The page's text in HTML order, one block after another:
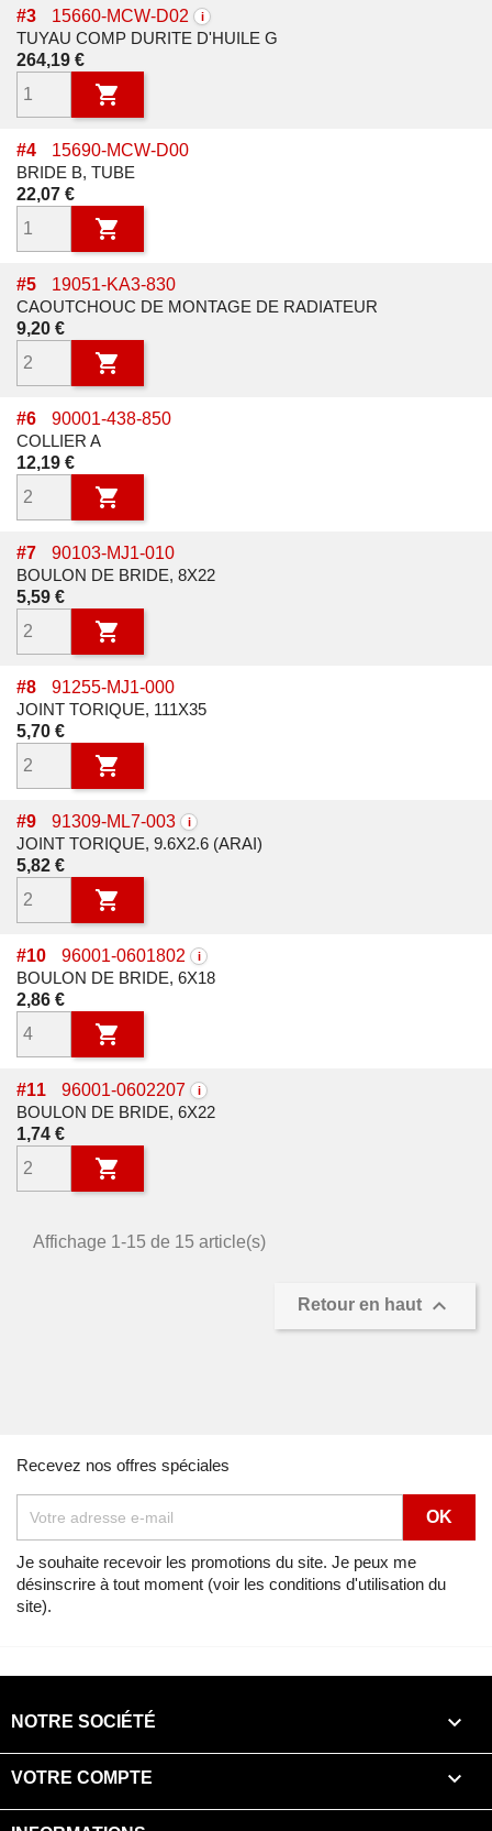
#3 15660-MCW-D02 i
TUYAU COMP DURITE D'HUILE G
Prix
264,19 €

#4
15690-MCW-D00
BRIDE B, TUBE
Prix
22,07 €

#5
19051-KA3-830
CAOUTCHOUC DE MONTAGE DE RADIATEUR
Prix
9,20 €

#6
90001-438-850
COLLIER A
Prix
12,19 €

#7
90103-MJ1-010
BOULON DE BRIDE, 8X22
Prix
5,59 €

#8
91255-MJ1-000
JOINT TORIQUE, 111X35
Prix
5,70 €

#9 91309-ML7-003 i
JOINT TORIQUE, 9.6X2.6 (ARAI)
Prix
5,82 €

#10 96001-0601802 i
BOULON DE BRIDE, 6X18
Prix
2,86 €

#11 96001-0602207 i
BOULON DE BRIDE, 6X22
Prix
1,74 €

Affichage 1-15 de 15 article(s)
Retour en haut 
Recevez nos offres spéciales
Je souhaite recevoir les promotions du site. Je peux me
désinscrire à tout moment (voir les conditions d'utilisation du
site).
NOTRE SOCIÉTÉ 
VOTRE COMPTE 